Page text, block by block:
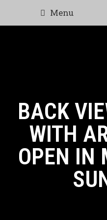
Menu
BACK
WITH
OPEN IN